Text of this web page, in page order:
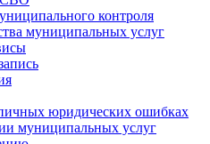
контроля
муниципальных услуг
юридических ошибках
муниципальных услуг